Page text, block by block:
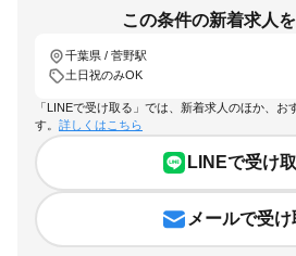
この条件の新着求人
千葉県 / 菅野駅
土日祝のみOK
「LINEで受け取る」では、新着求人のほか、お
す。 詳しくはこちら
LINEで受け
メールで受け